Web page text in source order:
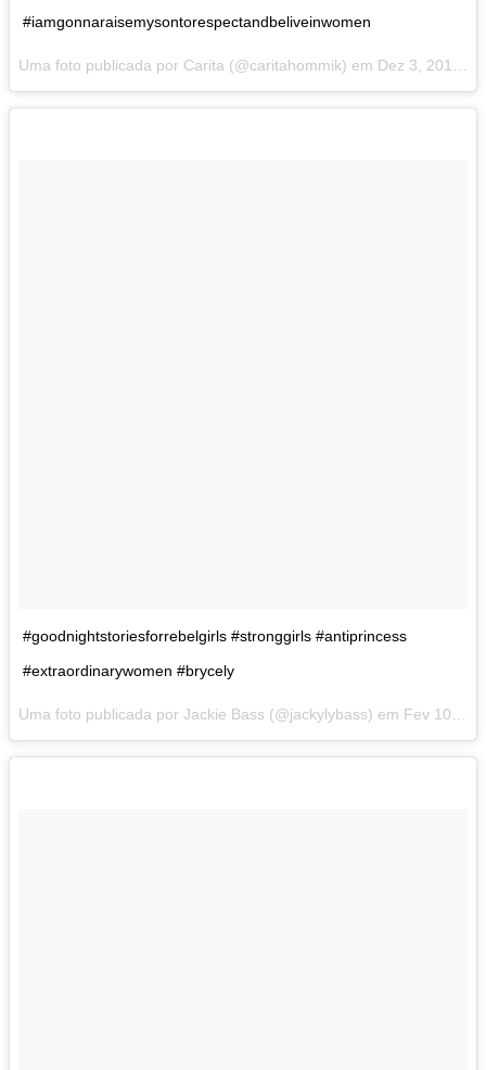
#iamgonnaraisemysontorespectandbeliveinwomen
Uma foto publicada por Carita (@caritahommik) em Dez 3, 2016 às 9:47 PST
#goodnightstoriesforrebelgirls #stronggirls #antiprincess
#extraordinarywomen #brycely
Uma foto publicada por Jackie Bass (@jackylybass) em Fev 10, 2017 às 9:01 PST